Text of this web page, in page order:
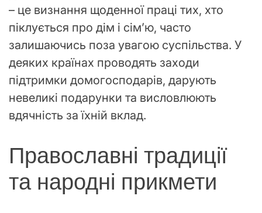
– це визнання щоденної праці тих, хто
піклується про дім і сім’ю, часто
залишаючись поза увагою суспільства. У
деяких країнах проводять заходи
підтримки домогосподарів, дарують
невеликі подарунки та висловлюють
вдячність за їхній вклад.
Православні традиції
та народні прикмети